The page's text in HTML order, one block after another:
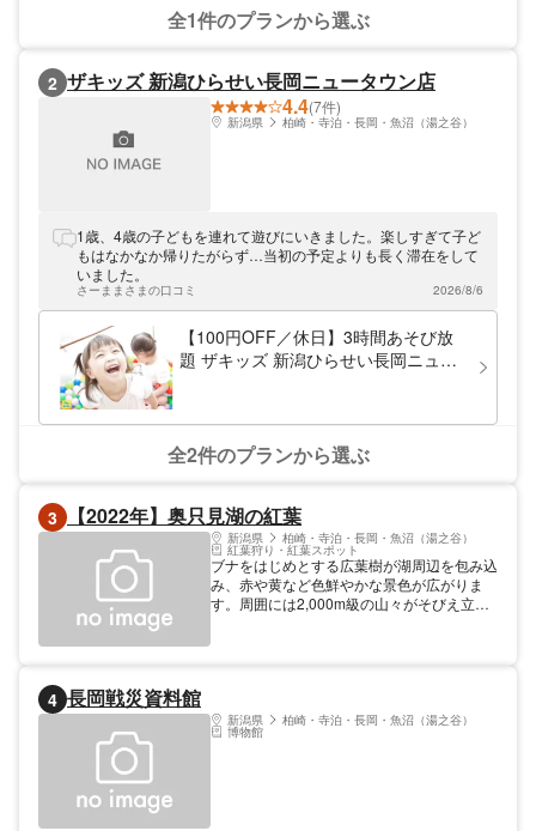
全1件のプランから選ぶ
2 ザキッズ 新潟ひらせい長岡ニュータウン店
4.4(7件)
新潟県 柏崎・寺泊・長岡・魚沼（湯之谷）
1歳、4歳の子どもを連れて遊びにいきました。楽しすぎて子ど
もはなかなか帰りたがらず…当初の予定よりも長く滞在をして
いました。
さーままさまの口コミ 2026/8/6
【100円OFF／休日】3時間あそび放
題 ザキッズ 新潟ひらせい長岡ニュー
全2件のプランから選ぶ
3 【2022年】奥只見湖の紅葉
新潟県 柏崎・寺泊・長岡・魚沼（湯之谷）
紅葉狩り・紅葉スポット
ブナをはじめとする広葉樹が湖周辺を包み込
み、赤や黄など色鮮やかな景色が広がりま
す。周囲には2,000m級の山々がそびえ立っ
4 長岡戦災資料館
新潟県 柏崎・寺泊・長岡・魚沼（湯之谷）
博物館